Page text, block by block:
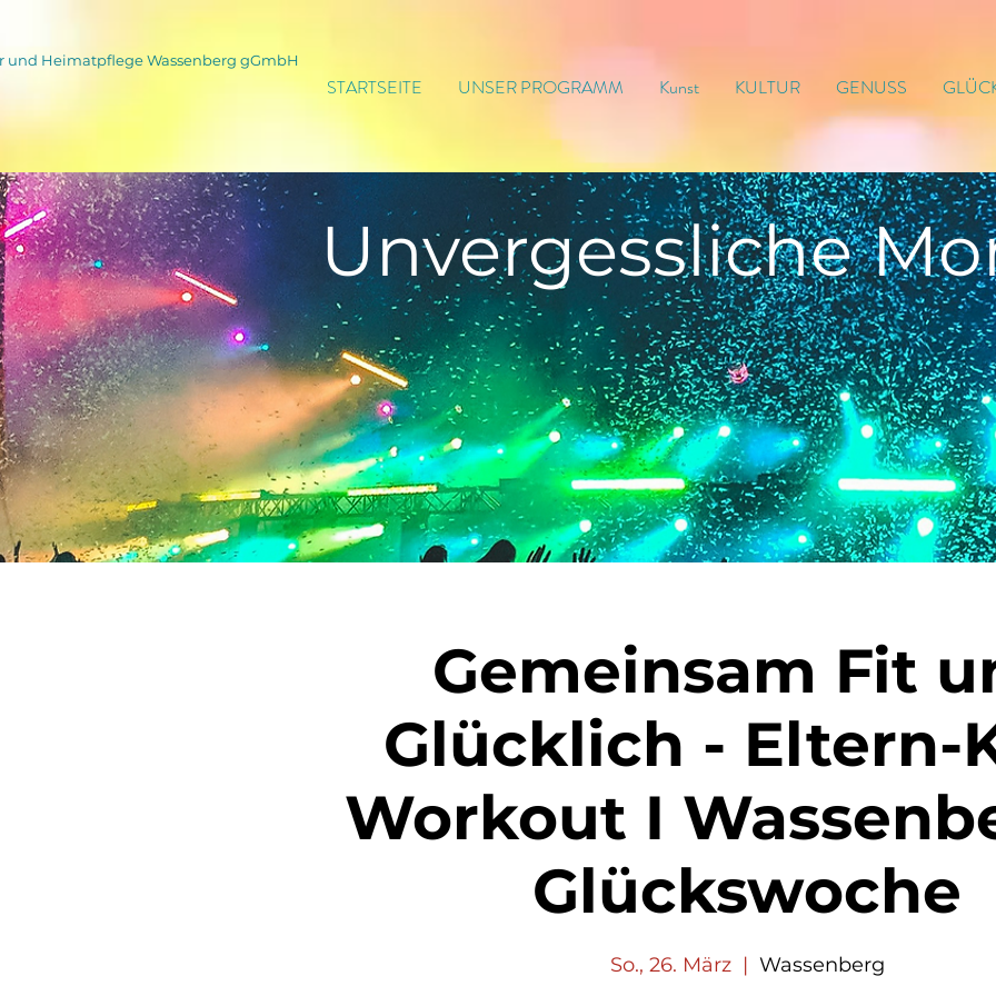
und Heimatpflege Wassenberg gGmbH
STARTSEITE UNSER PROGRAMM Kunst KULTUR GENUSS
Unvergessliche
Gemeinsam Fit
Glücklich - Eltern-
Workout I
Glückswoche
So., 26. März
  |
Wassenberg